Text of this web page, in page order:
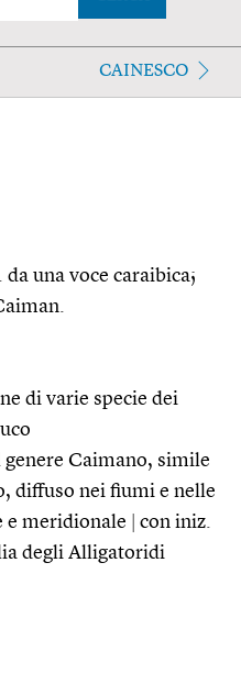
CAINESCO
una voce caraibica;
di varie specie dei
Caimano, simile
diffuso nei fiumi e nelle
e meridionale
con iniz.
degli Alligatoridi